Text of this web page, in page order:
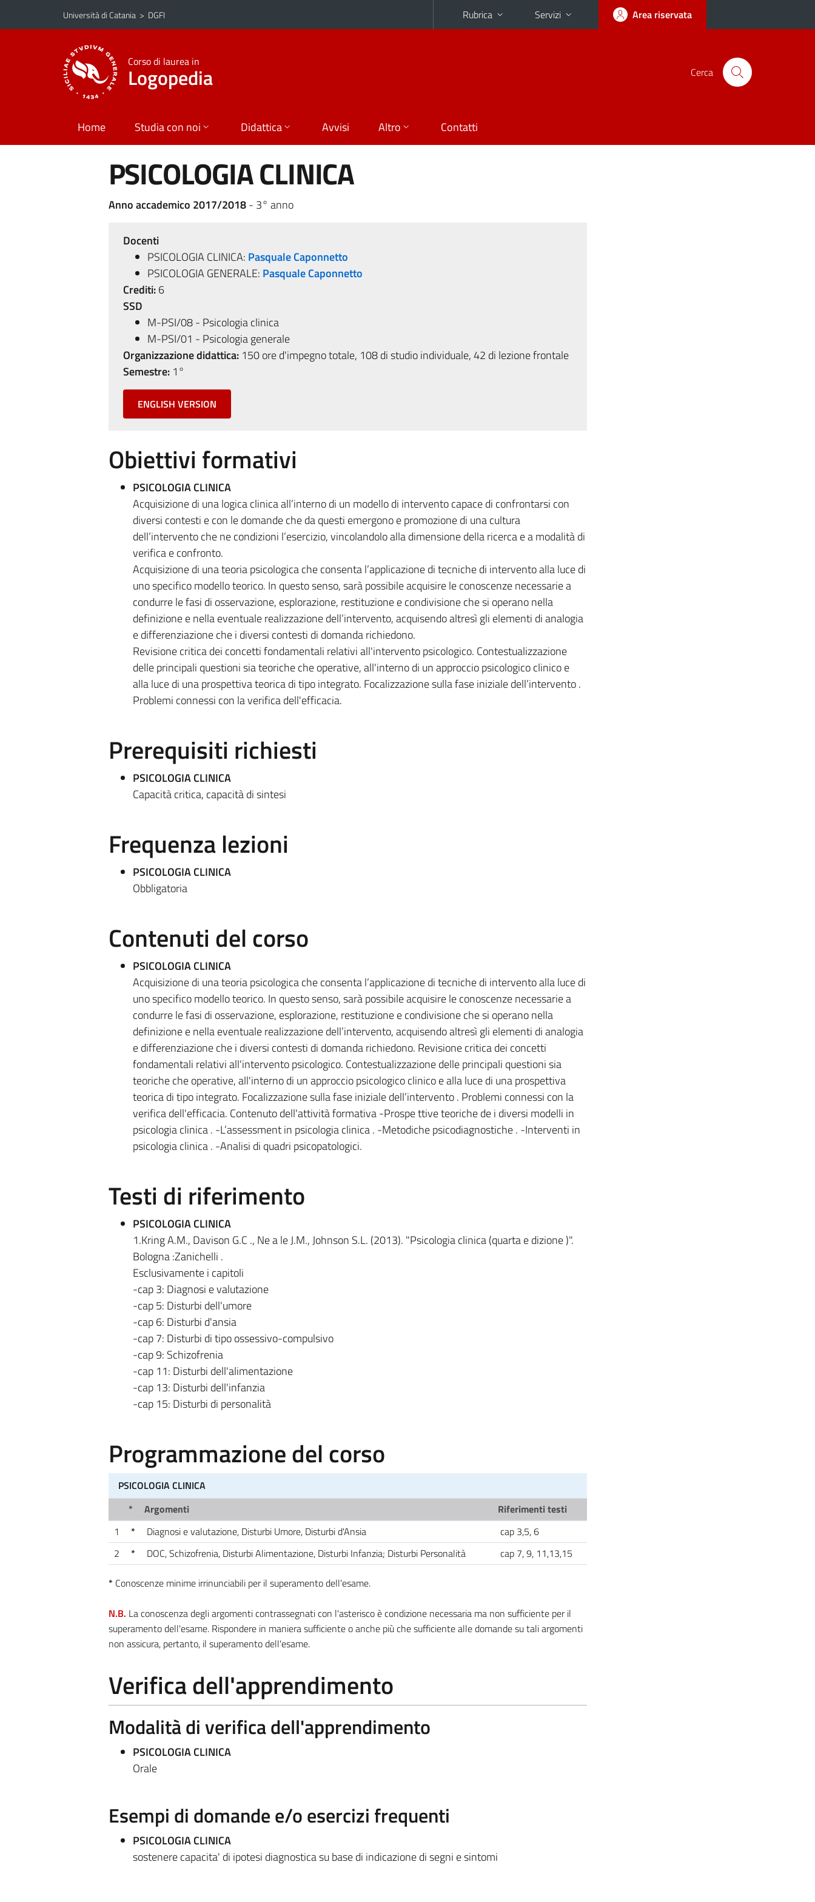
Vai al contenuto principale
Vai al menu di navigazione
Università di Catania > DGFI Rubrica Servizi Area riservata
Corso di laurea in
Logopedia Cerca
Home Studia con noi Didattica Avvisi Altro Contatti
PSICOLOGIA CLINICA
Anno accademico 2017/2018- 3° anno
Docenti
PSICOLOGIA CLINICA: Pasquale Caponnetto
PSICOLOGIA GENERALE: Pasquale Caponnetto
Crediti:6
SSD
M-PSI/08 - Psicologia clinica
M-PSI/01 - Psicologia generale
Organizzazione didattica:150 ore d'impegno totale, 108 di studio individuale, 42 di lezione frontale
Semestre:1°
ENGLISH VERSION
Obiettivi formativi
PSICOLOGIA CLINICA
Acquisizione di una logica clinica all’interno di un modello di intervento capace di confrontarsi con
diversi contesti e con le domande che da questi emergono e promozione di una cultura
dell’intervento che ne condizioni l’esercizio, vincolandolo alla dimensione della ricerca e a modalità di
verifica e confronto.
Acquisizione di una teoria psicologica che consenta l’applicazione di tecniche di intervento alla luce di
uno specifico modello teorico. In questo senso, sarà possibile acquisire le conoscenze necessarie a
condurre le fasi di osservazione, esplorazione, restituzione e condivisione che si operano nella
definizione e nella eventuale realizzazione dell’intervento, acquisendo altresì gli elementi di analogia
e differenziazione che i diversi contesti di domanda richiedono.
Revisione critica dei concetti fondamentali relativi all'intervento psicologico. Contestualizzazione
delle principali questioni sia teoriche che operative, all'interno di un approccio psicologico clinico e
alla luce di una prospettiva teorica di tipo integrato. Focalizzazione sulla fase iniziale dell’intervento .
Problemi connessi con la verifica dell'efficacia.
Prerequisiti richiesti
PSICOLOGIA CLINICA
Capacità critica, capacità di sintesi
Frequenza lezioni
PSICOLOGIA CLINICA
Obbligatoria
Contenuti del corso
PSICOLOGIA CLINICA
Acquisizione di una teoria psicologica che consenta l’applicazione di tecniche di intervento alla luce di
uno specifico modello teorico. In questo senso, sarà possibile acquisire le conoscenze necessarie a
condurre le fasi di osservazione, esplorazione, restituzione e condivisione che si operano nella
definizione e nella eventuale realizzazione dell’intervento, acquisendo altresì gli elementi di analogia
e differenziazione che i diversi contesti di domanda richiedono. Revisione critica dei concetti
fondamentali relativi all'intervento psicologico. Contestualizzazione delle principali questioni sia
teoriche che operative, all'interno di un approccio psicologico clinico e alla luce di una prospettiva
teorica di tipo integrato. Focalizzazione sulla fase iniziale dell’intervento . Problemi connessi con la
verifica dell'efficacia. Contenuto dell'attività formativa -Prospe ttive teoriche de i diversi modelli in
psicologia clinica . -L’assessment in psicologia clinica . -Metodiche psicodiagnostiche . -Interventi in
psicologia clinica . -Analisi di quadri psicopatologici.
Testi di riferimento
PSICOLOGIA CLINICA
1.Kring A.M., Davison G.C ., Ne a le J.M., Johnson S.L. (2013). "Psicologia clinica (quarta e dizione )".
Bologna :Zanichelli .
Esclusivamente i capitoli
-cap 3: Diagnosi e valutazione
-cap 5: Disturbi dell'umore
-cap 6: Disturbi d'ansia
-cap 7: Disturbi di tipo ossessivo-compulsivo
-cap 9: Schizofrenia
-cap 11: Disturbi dell'alimentazione
-cap 13: Disturbi dell'infanzia
-cap 15: Disturbi di personalità
Programmazione del corso
PSICOLOGIA CLINICA
*
Argomenti
Riferimenti testi
1
* Diagnosi e valutazione, Disturbi Umore, Disturbi d'Ansia
cap 3,5, 6
2
* DOC, Schizofrenia, Disturbi Alimentazione, Disturbi Infanzia; Disturbi Personalità cap 7, 9, 11,13,15
*Conoscenze minime irrinunciabili per il superamento dell'esame.
N.B. La conoscenza degli argomenti contrassegnati con l'asterisco è condizione necessaria ma non sufficiente per il
superamento dell'esame. Rispondere in maniera sufficiente o anche più che sufficiente alle domande su tali argomenti
non assicura, pertanto, il superamento dell'esame.
Verifica dell'apprendimento
Modalità di verifica dell'apprendimento
PSICOLOGIA CLINICA
Orale
Esempi di domande e/o esercizi frequenti
PSICOLOGIA CLINICA
sostenere capacita' di ipotesi diagnostica su base di indicazione di segni e sintomi